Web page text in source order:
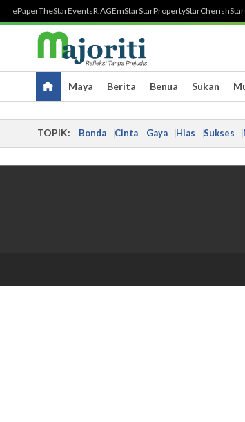
ePaperTheStarEventsR.AGEmStarStarPropertyStarCherish
Maya Berita Benua Sukan
TOPIK: Bonda Cinta Gaya Hias Sukses